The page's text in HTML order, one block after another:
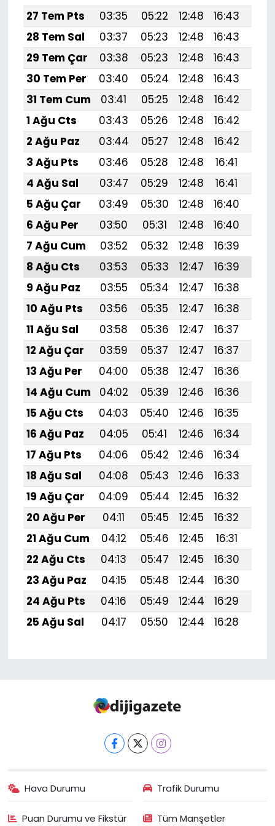
27 Tem Pts
03:35 05:22 12:48 16:43
28 Tem Sal
03:37 05:23 12:48 16:43
29 Tem Çar
03:38 05:23 12:48 16:43
30 Tem Per
03:40 05:24 12:48 16:43
31 Tem Cum
03:41 05:25 12:48 16:42
1 Ağu Cts
03:43 05:26 12:48 16:42
2 Ağu Paz
03:44 05:27 12:48 16:42
3 Ağu Pts
03:46 05:28 12:48 16:41
4 Ağu Sal
03:47 05:29 12:48 16:41
5 Ağu Çar
03:49 05:30 12:48 16:40
6 Ağu Per
03:50 05:31 12:48 16:40
7 Ağu Cum
03:52 05:32 12:48 16:39
8 Ağu Cts
03:53 05:33 12:47 16:39
9 Ağu Paz
03:55 05:34 12:47 16:38
10 Ağu Pts
03:56 05:35 12:47 16:38
11 Ağu Sal
03:58 05:36 12:47 16:37
12 Ağu Çar
03:59 05:37 12:47 16:37
13 Ağu Per
04:00 05:38 12:47 16:36
14 Ağu Cum
04:02 05:39 12:46 16:36
15 Ağu Cts
04:03 05:40 12:46 16:35
16 Ağu Paz
04:05 05:41 12:46 16:34
17 Ağu Pts
04:06 05:42 12:46 16:34
18 Ağu Sal
04:08 05:43 12:46 16:33
19 Ağu Çar
04:09 05:44 12:45 16:32
20 Ağu Per
04:11 05:45 12:45 16:32
21 Ağu Cum
04:12 05:46 12:45 16:31
22 Ağu Cts
04:13 05:47 12:45 16:30
23 Ağu Paz
04:15 05:48 12:44 16:30
24 Ağu Pts
04:16 05:49 12:44 16:29
25 Ağu Sal
04:17 05:50 12:44 16:28
Hava Durumu Trafik Durumu
Puan Durumu ve Fikstür Tüm Manşetler